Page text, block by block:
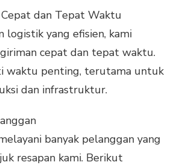
dan Tepat Waktu
logistik yang efisien, kami
cepat dan tepat waktu.
waktu penting, terutama untuk
dan infrastruktur.
banyak pelanggan yang
resapan kami. Berikut